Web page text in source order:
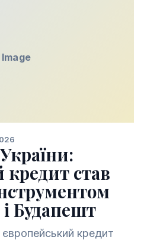
Image
став
Будапешт
кредит